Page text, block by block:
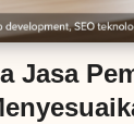
Jasa